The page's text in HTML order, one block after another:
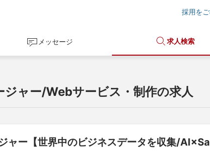
採用を
メッセージ 求人検索
ジャー/Webサービス・制作の求人
ャー【世界中のビジネスデータを収集/